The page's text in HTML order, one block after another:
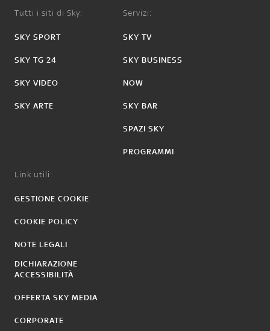
Tutti i siti di Sky:
SKY SPORT
SKY TG 24
SKY VIDEO
SKY ARTE
Servizi:
SKY TV
SKY BUSINESS
NOW
SKY BAR
SPAZI SKY
PROGRAMMI
Link utili:
GESTIONE COOKIE
COOKIE POLICY
NOTE LEGALI
DICHIARAZIONE
ACCESSIBILITÀ
OFFERTA SKY MEDIA
CORPORATE